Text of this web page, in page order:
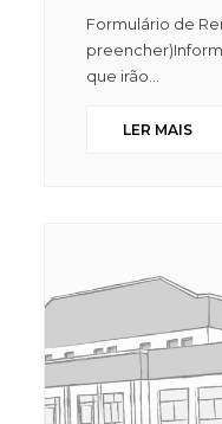
Formulário de
que irão...
LER MAIS